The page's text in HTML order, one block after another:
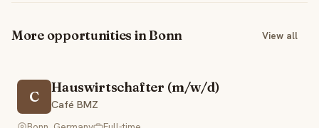
More opportunities in Bonn View all
C
Hauswirtschafter (m/w/d)
Café BMZ